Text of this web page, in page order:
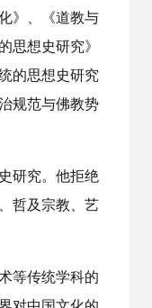
》、《道教与
思想史研究》
的思想史研究
规范与佛教势
研究。他拒绝
哲及宗教、艺
等传统学科的